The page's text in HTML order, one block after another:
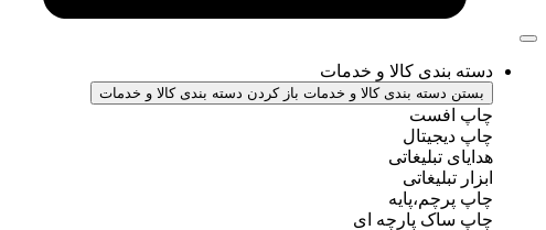
دسته بندی کالا و خدمات
بستن دسته بندی کالا و خدمات باز کردن دسته بندی کالا و خدمات
چاپ افست
چاپ دیجیتال
هدایای تبلیغاتی
ابزار تبلیغاتی
چاپ پرچم،پایه
چاپ ساک پارچه ای